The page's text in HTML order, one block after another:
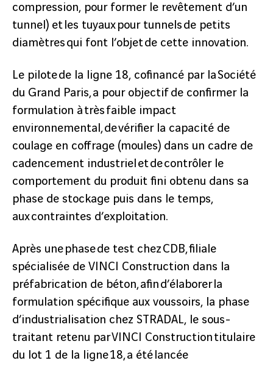
compression, pour former le revêtement d’un
tunnel) et les tuyaux pour tunnels de petits
diamètres qui font l’objet de cette innovation.
Le pilote de la ligne 18, cofinancé par la Société
du Grand Paris, a pour objectif de confirmer la
formulation à très faible impact
environnemental, de vérifier la capacité de
coulage en coffrage (moules) dans un cadre de
cadencement industriel et de contrôler le
comportement du produit fini obtenu dans sa
phase de stockage puis dans le temps,
aux contraintes d’exploitation.
Après une phase de test chez CDB, filiale
spécialisée de VINCI Construction dans la
préfabrication de béton, afin d’élaborer la
formulation spécifique aux voussoirs, la phase
d’industrialisation chez STRADAL, le sous-
traitant retenu par VINCI Construction titulaire
du lot 1 de la ligne 18, a été lancée